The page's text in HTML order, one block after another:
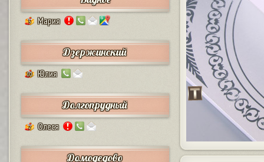
5 Мария
Дзержинский
10 Юлия
Долгопрудный
2 Олеся
Домодедово